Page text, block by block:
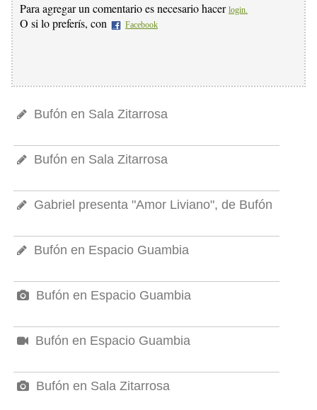
Para agregar un comentario es necesario hacer login.
O si lo preferís, con Facebook
Bufón en Sala Zitarrosa
Bufón en Sala Zitarrosa
Gabriel presenta "Amor Liviano", de Bufón
Bufón en Espacio Guambia
Bufón en Espacio Guambia
Bufón en Espacio Guambia
Bufón en Sala Zitarrosa